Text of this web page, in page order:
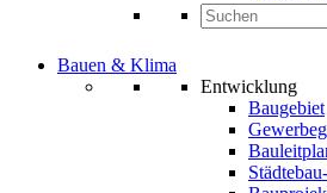
Ergebnisse
Bauen & Klima
Entwicklung
Baugebiet